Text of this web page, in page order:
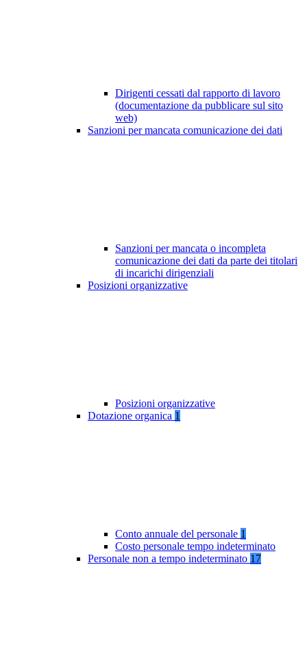
Dirigenti cessati dal rapporto di lavoro
(documentazione da pubblicare sul sito
web)
Sanzioni per mancata comunicazione dei dati
Sanzioni per mancata o incompleta
comunicazione dei dati da parte dei titolari
di incarichi dirigenziali
Posizioni organizzative
Posizioni organizzative
Dotazione organica 1
Conto annuale del personale 1
Costo personale tempo indeterminato
Personale non a tempo indeterminato 17